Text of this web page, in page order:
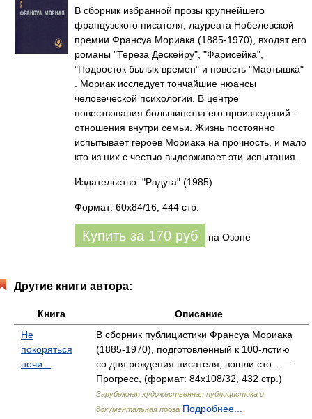
В сборник избранной прозы крупнейшего
французского писателя, лауреата Нобелевской
премии Франсуа Мориака (1885-1970), входят его
романы "Тереза Дескейру", "Фарисейка",
"Подросток былых времен" и повесть "Мартышка"
. Мориак исследует тончайшие нюансы
человеческой психологии. В центре
повествования большинства его произведений -
отношения внутри семьи. Жизнь постоянно
испытывает героев Мориака на прочность, и мало
кто из них с честью выдерживает эти испытания.
Издательство: "Радуга" (1985)
Формат: 60x84/16, 444 стр.
Купить за 170 руб на Озоне
Другие книги автора:
Книга
Описание
Не
покоряться
ночи...
В сборник публицистики Франсуа Мориака
(1885-1970), подготовленный к 100-лстию
со дня рождения писателя, вошли сто… —
Прогресс, (формат: 84x108/32, 432 стр.)
Зарубежная художественная публицистика и
документальная проза Подробнее...